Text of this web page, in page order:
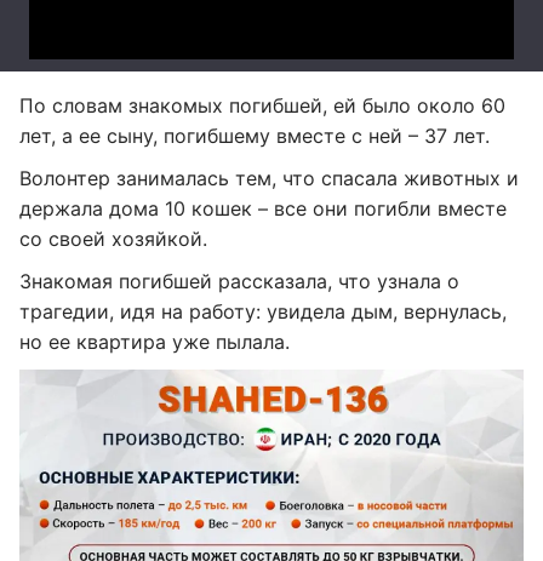
По словам знакомых погибшей, ей было около 60
лет, а ее сыну, погибшему вместе с ней – 37 лет.
Волонтер занималась тем, что спасала животных и
держала дома 10 кошек – все они погибли вместе
со своей хозяйкой.
Знакомая погибшей рассказала, что узнала о
трагедии, идя на работу: увидела дым, вернулась,
но ее квартира уже пылала.